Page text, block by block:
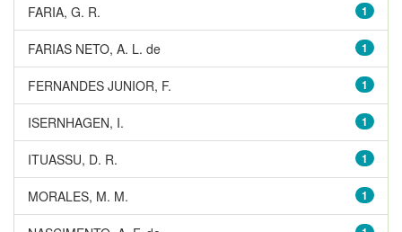
1
FARIA, G. R.
1
FARIAS NETO, A. L. de
1
FERNANDES JUNIOR, F.
1
ISERNHAGEN, I.
1
ITUASSU, D. R.
1
MORALES, M. M.